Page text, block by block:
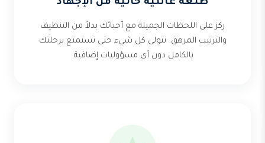
طلعة عائلية خالية من الإجهاد
ركز على اللحظات الجميلة مع أحبائك بدلاً من التنظيف
والترتيب المرهق. نتولى كل شيء حتى تستمتع برحلتك
بالكامل دون أي مسؤوليات إضافية.